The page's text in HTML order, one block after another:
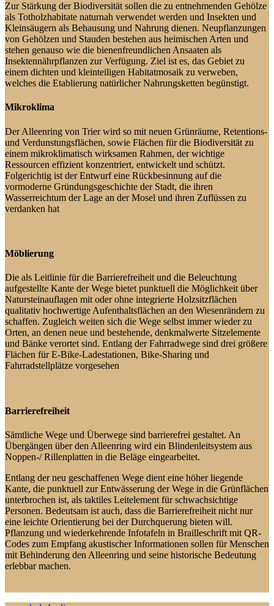
Zur Stärkung der Biodiversität sollen die zu entnehmenden Gehölze
als Totholzhabitate naturnah verwendet werden und Insekten und
Kleinsäugern als Behausung und Nahrung dienen. Neupflanzungen
von Gehölzen und Stauden bestehen aus heimischen Arten und
stehen genauso wie die bienenfreundlichen Ansaaten als
Insektennährpflanzen zur Verfügung. Ziel ist es, das Gebiet zu
einem dichten und kleinteiligen Habitatmosaik zu verweben,
welches die Etablierung natürlicher Nahrungsketten begünstigt.
Mikroklima
Der Alleenring von Trier wird so mit neuen Grünräume, Retentions-
und Verdunstungsflächen, sowie Flächen für die Biodiversität zu
einem mikroklimatisch wirksamen Rahmen, der wichtige
Ressourcen effizient konzentriert, entwickelt und schützt.
Folgerichtig ist der Entwurf eine Rückbesinnung auf die
vormoderne Gründungsgeschichte der Stadt, die ihren
Wasserreichtum der Lage an der Mosel und ihren Zuflüssen zu
verdanken hat
Möblierung
Die als Leitlinie für die Barrierefreiheit und die Beleuchtung
aufgestellte Kante der Wege bietet punktuell die Möglichkeit über
Natursteinauflagen mit oder ohne integrierte Holzsitzflächen
qualitativ hochwertige Aufenthaltsflächen an den Wiesenrändern zu
schaffen. Zugleich weiten sich die Wege selbst immer wieder zu
Orten, an denen neue und bestehende, denkmalwerte Sitzelemente
und Bänke verortet sind. Entlang der Fahrradwege sind drei größere
Flächen für E-Bike-Ladestationen, Bike-Sharing und
Fahrradstellplätze vorgesehen
Barrierefreiheit
Sämtliche Wege und Überwege sind barrierefrei gestaltet. An
Übergängen über den Alleenring wird ein Blindenleitsystem aus
Noppen-/ Rillenplatten in die Beläge eingearbeitet.
Entlang der neu geschaffenen Wege dient eine höher liegende
Kante, die punktuell zur Entwässerung der Wege in die Grünflächen
unterbrochen ist, als taktiles Leitelement für schwachsichtige
Personen. Bedeutsam ist auch, dass die Barrierefreiheit nicht nur
eine leichte Orientierung bei der Durchquerung bieten will.
Pflanzung und wiederkehrende Infotafeln in Brailleschrift mit QR-
Codes zum Empfang akustischer Informationen sollen für Menschen
mit Behinderung den Alleenring und seine historische Bedeutung
erlebbar machen.